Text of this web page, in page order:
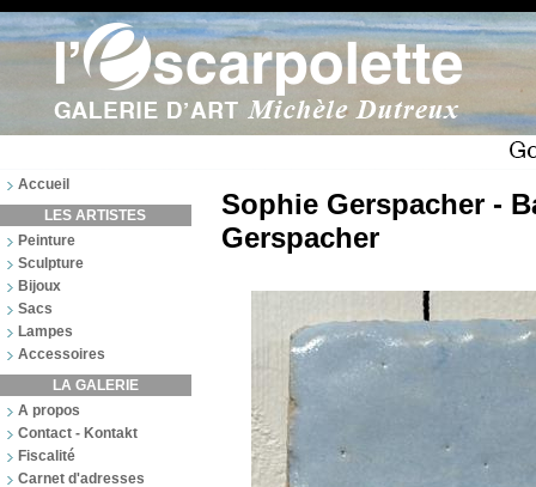
Accueil
LES ARTISTES
Peinture
Sculpture
Bijoux
Sacs
Lampes
Accessoires
LA GALERIE
A propos
Contact - Kontakt
Fiscalité
Carnet d'adresses
Sophie Gerspacher -
Gerspacher